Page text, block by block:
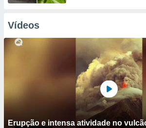
Vídeos
Erupção e intensa atividade no